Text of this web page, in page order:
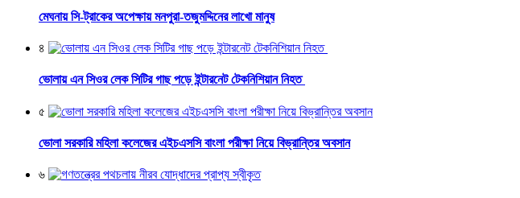
মেঘনায় সি-ট্রাকের অপেক্ষায় মনপুরা-তজুমদ্দিনের লাখো মানুষ
৪
ভোলায় এন সিওর লেক সিটির গাছ পড়ে ইন্টারনেট টেকনিশিয়ান নিহত
৫
ভোলা সরকারি মহিলা কলেজের এইচএসসি বাংলা পরীক্ষা নিয়ে বিভ্রান্তির অবসান
৬